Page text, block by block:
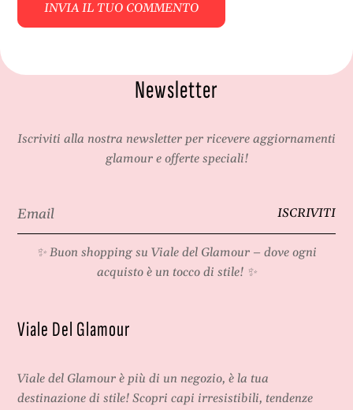
Newsletter
Iscriviti alla nostra newsletter per ricevere aggiornamenti
glamour e offerte speciali!
*
ISCRIVITI
✨ Buon shopping su Viale del Glamour – dove ogni
acquisto è un tocco di stile! ✨
Viale Del Glamour
Viale del Glamour è più di un negozio, è la tua
destinazione di stile! Scopri capi irresistibili, tendenze